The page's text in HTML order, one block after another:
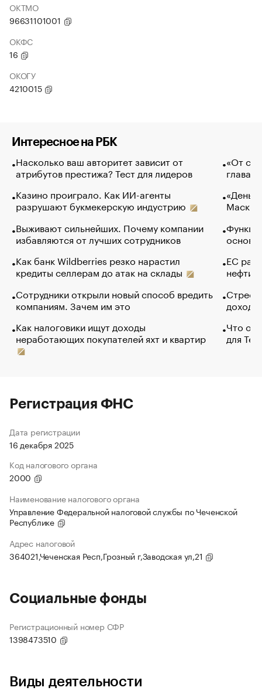
ОКТМО
96631101001
ОКФС
16
ОКОГУ
4210015
Интересное на РБК
Насколько ваш авторитет зависит от
атрибутов престижа? Тест для лидеров
Казино проиграло. Как ИИ-агенты
разрушают букмекерскую индустрию
Выживают сильнейших. Почему компании
избавляются от лучших сотрудников
Как банк Wildberries резко нарастил
кредиты селлерам до атак на склады
Сотрудники открыли новый способ вредить
компаниям. Зачем им это
Как налоговики ищут доходы
неработающих покупателей яхт и квартир
«От
глава
Маск в
основ
ЕС
нефти
Что
для
Регистрация ФНС
Дата регистрации
16 декабря 2025
Код налогового органа
2000
Наименование налогового органа
Управление Федеральной налоговой службы по Чеченской
Республике
Адрес налоговой
364021,Чеченская Респ,Грозный г,Заводская ул,21
Социальные фонды
Регистрационный номер СФР
1398473510
Виды деятельности